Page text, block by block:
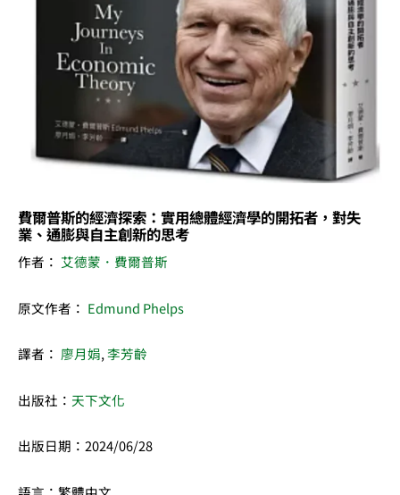
費爾普斯的經濟探索：實用總體經濟學的開拓者，對失
業、通膨與自主創新的思考
作者： 艾德蒙．費爾普斯
原文作者： Edmund Phelps
譯者： 廖月娟,李芳齡
出版社： 天下文化
出版日期：2024/06/28
失
業、
通
與
自
主
創
新
的
考